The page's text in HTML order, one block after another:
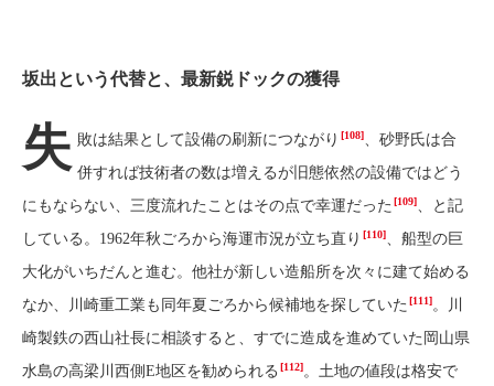
坂出という代替と、最新鋭ドックの獲得
失 敗は結果として設備の刷新につながり [108]、砂野氏は合
併すれば技術者の数は増えるが旧態依然の設備ではどう
にもならない、三度流れたことはその点で幸運だった [109]、と記
している。1962年秋ごろから海運市況が立ち直り [110]、船型の巨
大化がいちだんと進む。他社が新しい造船所を次々に建て始める
なか、川崎重工業も同年夏ごろから候補地を探していた [111]。川
崎製鉄の西山社長に相談すると、すでに造成を進めていた岡山県
水島の高梁川西側E地区を勧められる [112]。土地の値段は格安で